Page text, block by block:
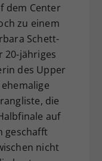
dem Center
zu einem
Schett-
20-jähriges
des Upper
die
auf
geschafft
nicht